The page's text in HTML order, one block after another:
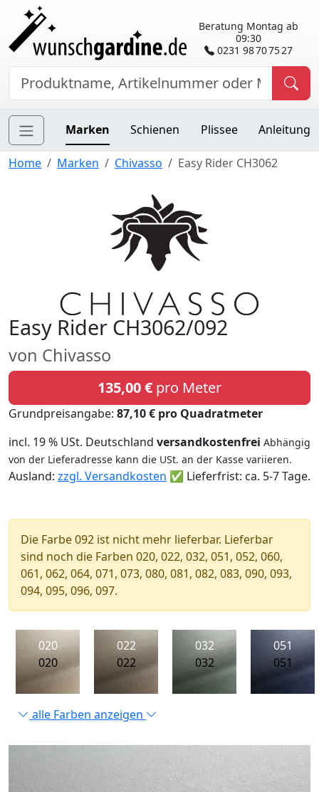
Beratung Montag ab
09:30
0231 98 70 75 27
Marken Schienen Plissee Anleitung
Home Marken Chivasso Easy Rider CH3062
Easy Rider CH3062/092
von Chivasso
135,00 € pro Meter
Grundpreisangabe: 87,10 € pro Quadratmeter
incl. 19 % USt. Deutschland versandkostenfrei Abhängig
von der Lieferadresse kann die USt. an der Kasse variieren.
Ausland: zzgl. Versandkosten ✅ Lieferfrist: ca. 5-7 Tage.
Die Farbe 092 ist nicht mehr lieferbar. Lieferbar
sind noch die Farben 020, 022, 032, 051, 052, 060,
061, 062, 064, 071, 073, 080, 081, 082, 083, 090, 093,
094, 095, 096, 097.
020
020
022
022
032
032
051
051
alle Farben anzeigen